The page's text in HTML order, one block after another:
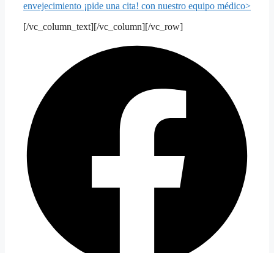
envejecimiento ¡pide una cita! con nuestro equipo médico>
[/vc_column_text][/vc_column][/vc_row]